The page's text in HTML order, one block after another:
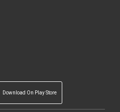
Download On Play Store